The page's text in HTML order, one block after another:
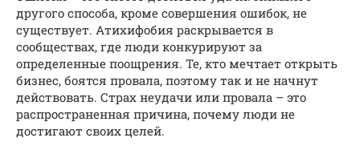
другого способа, кроме совершения ошибок, не
существует. Атихифобия раскрывается в
сообществах, где люди конкурируют за
определенные поощрения. Те, кто мечтает открыть
бизнес, боятся провала, поэтому так и не начнут
действовать. Страх неудачи или провала – это
распространенная причина, почему люди не
достигают своих целей.